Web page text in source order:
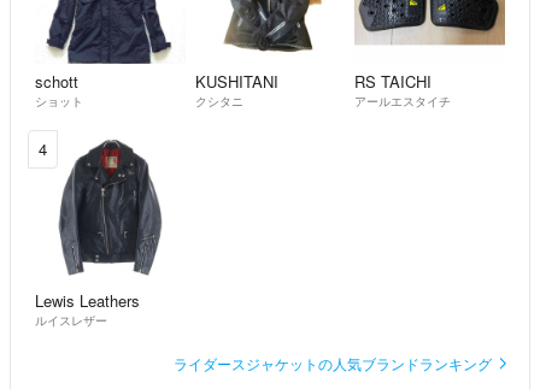
schott
ショット
KUSHITANI
クシタニ
RS TAICHI
アールエスタイチ
4
Lewis Leathers
ルイスレザー
ライダースジャケットの人気ブランドランキング